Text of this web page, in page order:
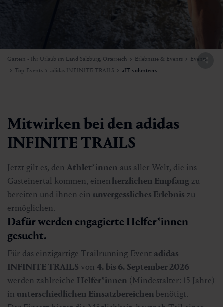
Gastein - Ihr Urlaub im Land Salzburg, Österreich Erlebnisse & Events
Events
Top-Events
adidas INFINITE TRAILS aIT volunteers
Mitwirken bei den adidas
INFINITE TRAILS
Jetzt gilt es, den Athlet*innen aus aller Welt, die ins
Gasteinertal kommen, einen herzlichen Empfang zu
bereiten und ihnen ein unvergessliches Erlebnis zu
ermöglichen.
Dafür werden engagierte Helfer*innen
gesucht.
Für das einzigartige Trailrunning-Event adidas
INFINITE TRAILS von 4. bis 6. September 2026
werden zahlreiche Helfer*innen (Mindestalter: 15 Jahre)
in unterschiedlichen Einsatzbereichen benötigt.